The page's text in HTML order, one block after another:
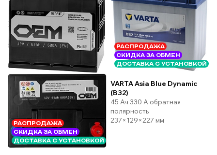
РАСПРОДАЖА
СКИДКА ЗА ОБМЕН
ДОСТАВКА С УСТАНОВКОЙ
РАСПРОДАЖА
СКИДКА ЗА ОБМЕН
ДОСТАВКА С УСТАНОВКОЙ
VARTA Asia Blue Dynamic
(B32)
45 Ач 330 А обратная
полярность
237×129×227 мм